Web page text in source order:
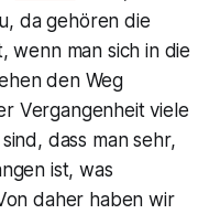
da gehören die
wenn man sich in die
den Weg
Vergangenheit viele
dass man sehr,
ist, was
daher haben wir